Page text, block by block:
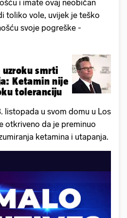
i imate ovaj neobičan
toliko vole, uvijek je teško
svoje pogreške -
smrti
Ketamin nije
toleranciju
listopada u svom domu u Los
otkriveno da je preminuo
ketamina i utapanja.